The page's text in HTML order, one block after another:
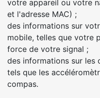
votre appareil ou votre
et l'adresse MAC) ;
des informations sur
mobile, telles que votre
force de votre signal ;
des informations sur les
tels que les
compas.